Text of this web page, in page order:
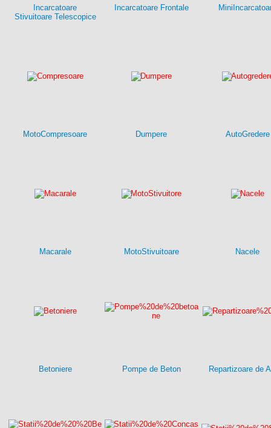
Incarcatoare
Stivuitoare Telescopice
Incarcatoare Frontale
MotoCompresoare Dumpere AutoGredere
Macarale MotoStivuitoare Nacele
Betoniere Pompe de Beton Repartizoare de